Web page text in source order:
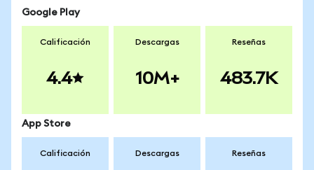
Google Play
Calificación
4.4
Descargas
10M+
Reseñas
483.7K
App Store
Calificación Descargas Reseñas